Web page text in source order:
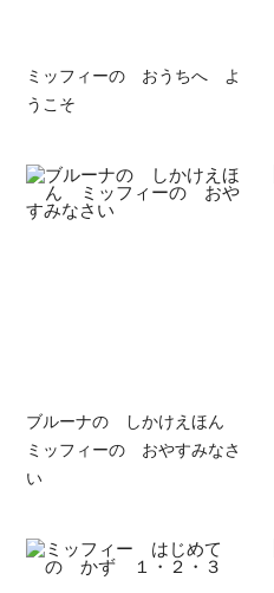
ミッフィーの おうちへ よ
うこそ
ブルーナの しかけえほん
ミッフィーの おやすみなさ
い